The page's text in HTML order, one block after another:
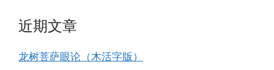
近期文章
龙树菩萨眼论（木活字版）